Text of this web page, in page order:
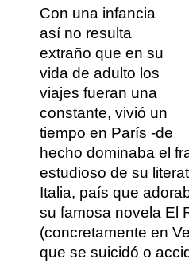
Con una infancia
así no resulta
extraño que en su
vida de adulto los
viajes fueran una
constante, vivió un
tiempo en París -de
hecho dominaba el
estudioso de su
Italia, país que
su famosa novela El
(concretamente en
que se suicidó o